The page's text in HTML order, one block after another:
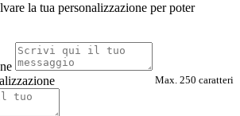
la tua personalizzazione per poter
Max. 250 caratteri